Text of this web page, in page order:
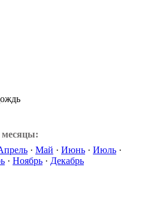
месяцы:
· Май · Июнь · Июль ·
· Ноябрь · Декабрь